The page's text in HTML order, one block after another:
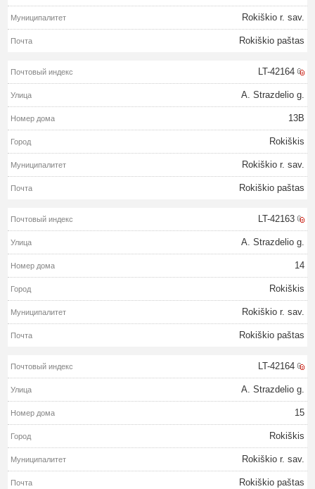
Rokiškio r. sav.
Rokiškio paštas
LT-42164
A. Strazdelio g.
13B
Rokiškis
Rokiškio r. sav.
Rokiškio paštas
LT-42163
A. Strazdelio g.
14
Rokiškis
Rokiškio r. sav.
Rokiškio paštas
LT-42164
A. Strazdelio g.
15
Rokiškis
Rokiškio r. sav.
Rokiškio paštas